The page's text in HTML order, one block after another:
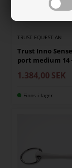
TRUST EQUESTIAN
Trust Inno
port medium 14
1.384,00 SEK
Finns i lager